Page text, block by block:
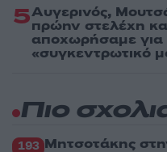
5Αυγερινός,
πρώην στελέχη
αποχωρήσαμε για
«συγκεντρωτικό
Πιο
193 Μητσοτάκης